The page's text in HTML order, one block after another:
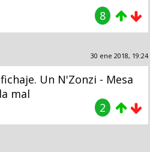
8
30 ene 2018, 19:24
Un N'Zonzi - Mesa
mal
2